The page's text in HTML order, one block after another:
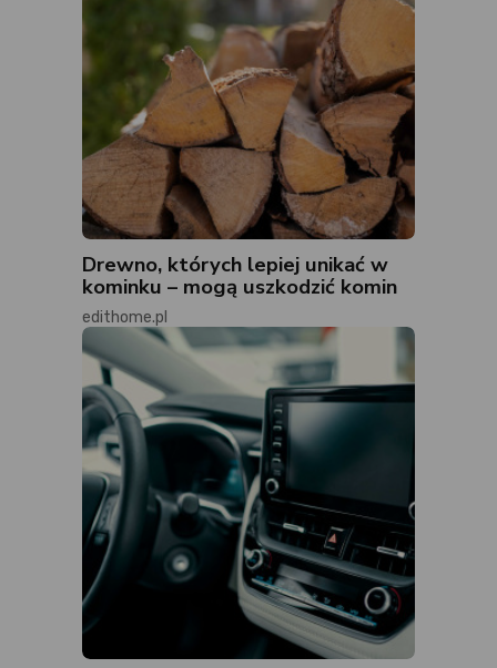
Drewno, których lepiej unikać w
kominku – mogą uszkodzić komin
edithome.pl